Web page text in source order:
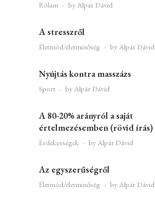
Rólam by Alpár Dávid
A stresszről
Életmód/életminőség by Alpár Dávid
Nyújtás kontra masszázs
Sport by Alpár Dávid
A 80-20% arányról a saját
értelmezésemben (rövid írás)
Érdekességek by Alpár Dávid
Az egyszerűségről
Életmód/életminőség by Alpár Dávid